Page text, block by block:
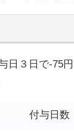
日３日で-75
付与日数